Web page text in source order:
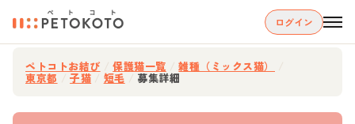
ログイン
ペトコトお結び 保護猫一覧 雑種（ミックス猫）
東京都 子猫 短毛 募集詳細